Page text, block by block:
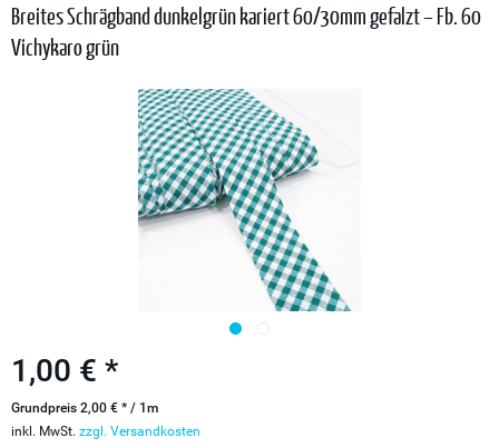
Breites Schrägband dunkelgrün kariert 60/30mm gefalzt – Fb. 60
Vichykaro grün
1,00 € *
Grundpreis 2,00 € * / 1m
inkl. MwSt. zzgl. Versandkosten